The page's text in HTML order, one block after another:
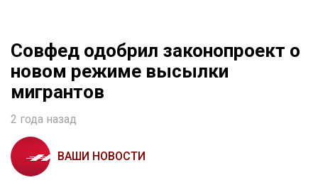
Совфед одобрил законопроект о
новом режиме высылки
мигрантов
2 года назад
ВАШИ НОВОСТИ